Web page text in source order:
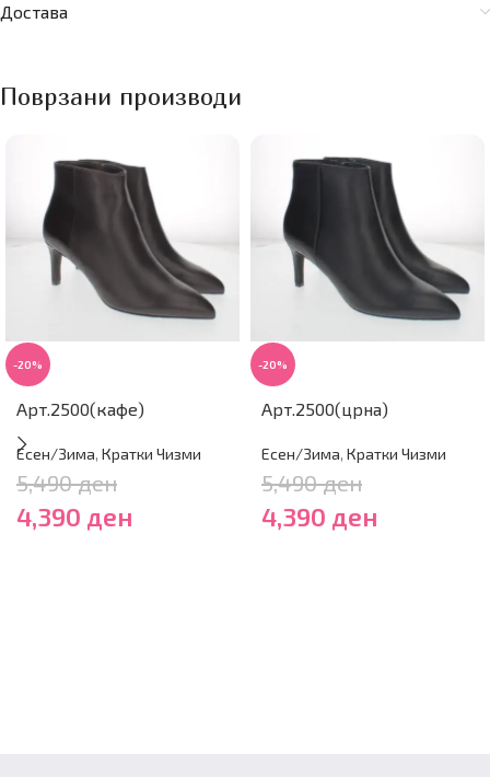
Достава
Поврзани производи
-20%
Арт.2500(кафе)
Есен/Зима, Кратки Чизми
5,490ден
4,390 ден
-20%
Арт.2500(црна)
Есен/Зима, Кратки Чизми
5,490ден
4,390 ден